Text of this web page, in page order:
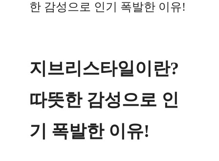
한 감성으로 인기 폭발한 이유!
지브리스타일이란?
따뜻한 감성으로 인
기 폭발한 이유!